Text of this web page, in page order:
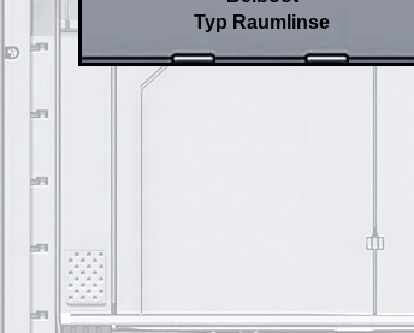
Typ Raumlinse